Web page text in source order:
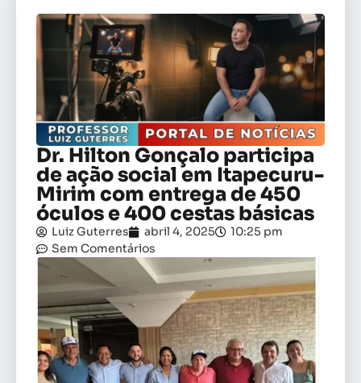
Dr. Hilton Gonçalo participa
de ação social em Itapecuru-
Mirim com entrega de 450
óculos e 400 cestas básicas
Luiz Guterres abril 4, 2025
10:25 pm
Sem Comentários